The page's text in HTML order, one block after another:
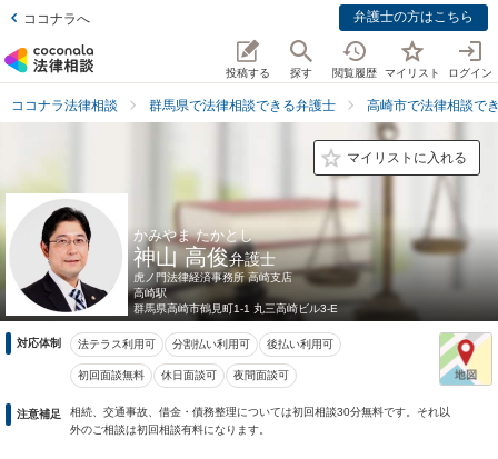
ココナラへ 弁護士の方はこちら
投稿する 探す 閲覧履歴 マイリスト ログイン
ココナラ法律相談 群馬県で法律相談できる弁護士 高崎市で法律相談で
マイリストに入れる
かみやま たかとし
神山 高俊弁護士
虎ノ門法律経済事務所 高崎支店
高崎駅
群馬県高崎市鶴見町1-1 丸三高崎ビル3-E
対応体制 法テラス利用可 分割払い利用可 後払い利用可
初回面談無料 休日面談可 夜間面談可
注意補足
相続、交通事故、借金・債務整理については初回相談30分無料です。それ以
外のご相談は初回相談有料になります。